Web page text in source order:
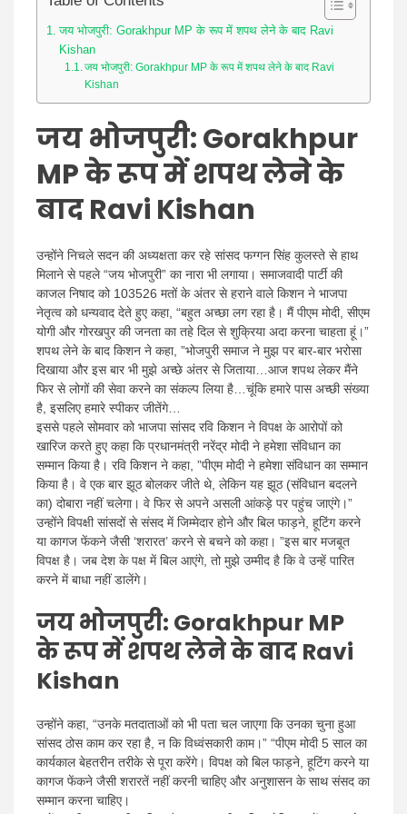
जय भोजपुरी: Gorakhpur MP के रूप में शपथ लेने के बाद Ravi
Kishan
जय भोजपुरी: Gorakhpur MP के रूप में शपथ लेने के बाद Ravi
Kishan
जय भोजपुरी: Gorakhpur
MP के रूप में शपथ लेने के
बाद Ravi Kishan
उन्होंने निचले सदन की अध्यक्षता कर रहे सांसद फग्गन सिंह कुलस्ते से हाथ
मिलाने से पहले “जय भोजपुरी” का नारा भी लगाया। समाजवादी पार्टी की
काजल निषाद को 103526 मतों के अंतर से हराने वाले किशन ने भाजपा
नेतृत्व को धन्यवाद देते हुए कहा, “बहुत अच्छा लग रहा है। मैं पीएम मोदी, सीएम
योगी और गोरखपुर की जनता का तहे दिल से शुक्रिया अदा करना चाहता हूं।”
शपथ लेने के बाद किशन ने कहा, ”भोजपुरी समाज ने मुझ पर बार-बार भरोसा
दिखाया और इस बार भी मुझे अच्छे अंतर से जिताया…आज शपथ लेकर मैंने
फिर से लोगों की सेवा करने का संकल्प लिया है…चूंकि हमारे पास अच्छी संख्या
है, इसलिए हमारे स्पीकर जीतेंगे…
इससे पहले सोमवार को भाजपा सांसद रवि किशन ने विपक्ष के आरोपों को
खारिज करते हुए कहा कि प्रधानमंत्री नरेंद्र मोदी ने हमेशा संविधान का
सम्मान किया है। रवि किशन ने कहा, ”पीएम मोदी ने हमेशा संविधान का सम्मान
किया है। वे एक बार झूठ बोलकर जीते थे, लेकिन यह झूठ (संविधान बदलने
का) दोबारा नहीं चलेगा। वे फिर से अपने असली आंकड़े पर पहुंच जाएंगे।”
उन्होंने विपक्षी सांसदों से संसद में जिम्मेदार होने और बिल फाड़ने, हूटिंग करने
या कागज फेंकने जैसी ‘शरारत’ करने से बचने को कहा। ”इस बार मजबूत
विपक्ष है। जब देश के पक्ष में बिल आएंगे, तो मुझे उम्मीद है कि वे उन्हें पारित
करने में बाधा नहीं डालेंगे।
जय भोजपुरी: Gorakhpur MP
के रूप में शपथ लेने के बाद Ravi
Kishan
उन्होंने कहा, “उनके मतदाताओं को भी पता चल जाएगा कि उनका चुना हुआ
सांसद ठोस काम कर रहा है, न कि विध्वंसकारी काम।” “पीएम मोदी 5 साल का
कार्यकाल बेहतरीन तरीके से पूरा करेंगे। विपक्ष को बिल फाड़ने, हूटिंग करने या
कागज फेंकने जैसी शरारतें नहीं करनी चाहिए और अनुशासन के साथ संसद का
सम्मान करना चाहिए।